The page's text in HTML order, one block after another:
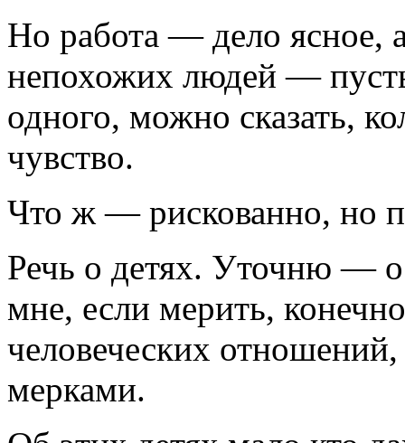
Но работа — дело ясное,
непохожих людей —
одного, можно сказать,
чувство.
Что ж — рискованно, но
Речь о детях. Уточню —
мне, если мерить,
человеческих
мерками.